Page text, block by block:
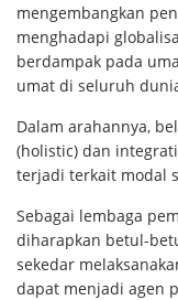
mengembangkan
menghadapi
berdampak pada
umat di seluruh
Dalam arahannya,
(holistic) dan
terjadi terkait modal
Sebagai lembaga
diharapkan betul-
sekedar
dapat menjadi agen